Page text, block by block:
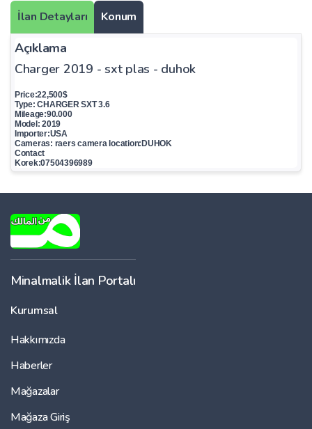
İlan Detayları Konum
Açıklama
Charger 2019 - sxt plas - duhok
Price:22,500$
Type: CHARGER SXT 3.6
Mileage:90.000
Model: 2019
Importer:USA
Cameras: raers camera location:DUHOK
Contact
Korek:07504396989
Minalmalik İlan Portalı
Kurumsal
Hakkımızda
Haberler
Mağazalar
Mağaza Giriş